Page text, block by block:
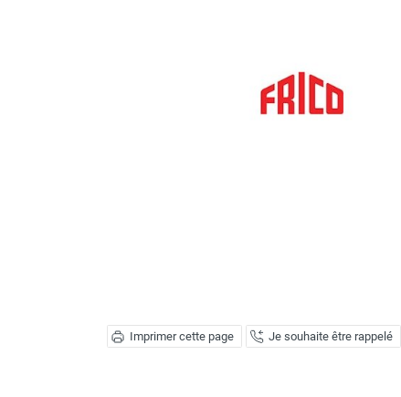
Ventilateur / extracteur d'air mobile
Extracteur d'air mural centrifuge
Imprimer cette page Je souhaite être rappelé